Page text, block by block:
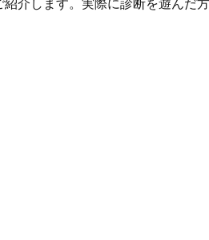
介します。実際に診断を遊ん